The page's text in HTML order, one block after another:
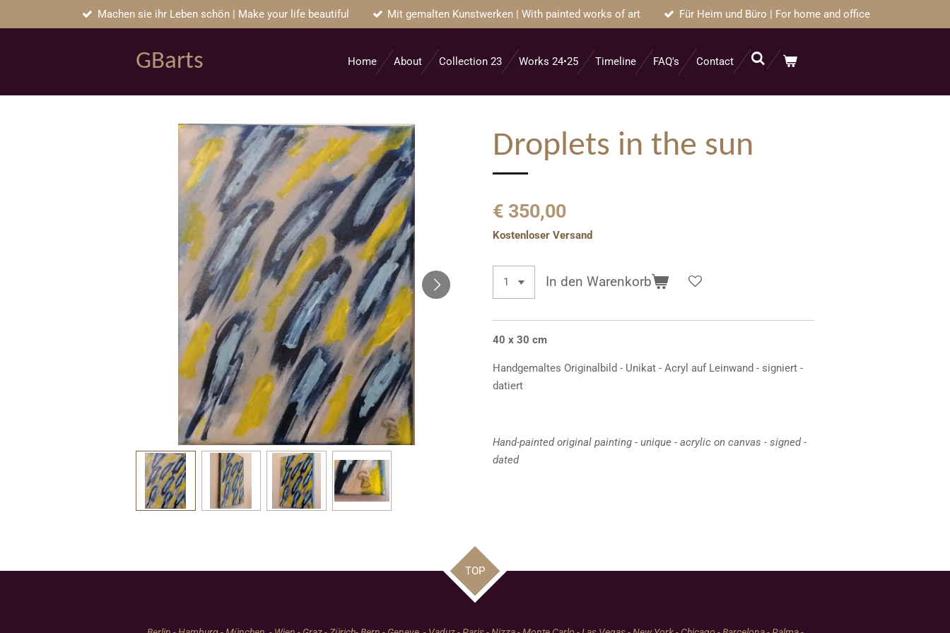
Machen sie ihr Leben schön | Make your life beautiful Mit gemalten Kunstwerken | With painted works of art Für Heim und Büro | For home and office
GBarts Home About Collection 23 Works 24•25 Timeline FAQ's Contact
Droplets in the sun
€ 350,00
Kostenloser Versand
In den Warenkorb
40 x 30 cm
Handgemaltes Originalbild - Unikat - Acryl auf Leinwand - signiert -
datiert
Hand-painted original painting - unique - acrylic on canvas - signed -
dated
TOP